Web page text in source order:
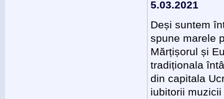
5.03.2021
Deși suntem
spune marele
Mărțișorul și
tradiționala
din capitala
iubitorii